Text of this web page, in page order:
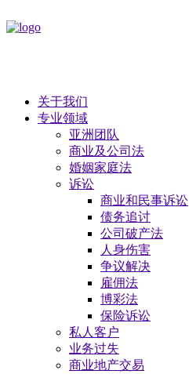
关于我们
专业领域
亚洲团队
商业及公司法
​婚姻家庭法
诉讼
商业和民事诉讼
债务追讨
公司破产法
​人身伤害
争议解决
雇佣法
博彩法
保险诉讼
私人客户
业务过失
商业地产交易